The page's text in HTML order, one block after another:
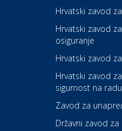
Zdravlje i
Povoljnosti
Dental Sudar
Hrvatski zavod
Hrvatski zavod
osiguranje
Hrvatski zavod
Hrvatski zavod
sigurnost na radu
Zavod za
Državni zavod